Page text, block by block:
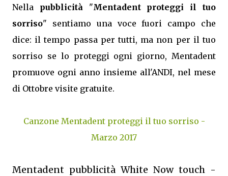
Nella pubblicità "Mentadent proteggi il tuo
sorriso" sentiamo una voce fuori campo che
dice: il tempo passa per tutti, ma non per il tuo
sorriso se lo proteggi ogni giorno, Mentadent
promuove ogni anno insieme all'ANDI, nel mese
di Ottobre visite gratuite.
Canzone Mentadent proteggi il tuo sorriso -
Marzo 2017
Mentadent pubblicità White Now touch -